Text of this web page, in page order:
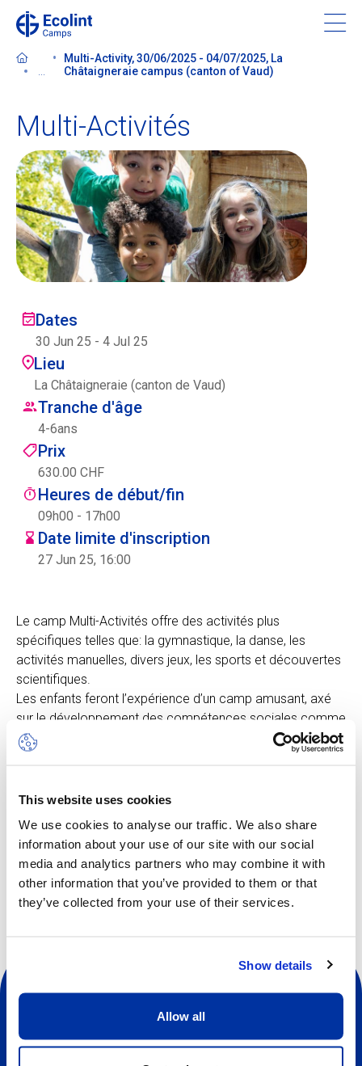
This website uses cookies
We use cookies to analyse our traffic. We also share
information about your use of our site with our social
media and analytics partners who may combine it with
other information that you’ve provided to them or that
they’ve collected from your use of their services.
Show details
Allow all
content
À propos de nos camps
Contactez-nous
Trouver un camp
Ecolint Camps
Centre des arts
Institute
Contact
Panier
ENFR
Multi-Activity, 30/06/2025 - 04/07/2025, La
Châtaigneraie campus (canton of Vaud)
Multi-Activités
Dates
30 Jun 25 - 4 Jul 25
Lieu
La Châtaigneraie (canton de Vaud)
Tranche d'âge
4-6ans
Prix
630.00 CHF
Heures de début/fin
09h00 - 17h00
Date limite d'inscription
27 Jun 25, 16:00
Le camp Multi-Activités offre des activités plus
spécifiques telles que: la gymnastique, la danse, les
activités manuelles, divers jeux, les sports et découvertes
scientifiques.
Les enfants feront l’expérience d’un camp amusant, axé
sur le développement des compétences sociales comme
la communication, la coopération, la conscience de soi, la
confiance en soi, l’empathie et le respect.
Autres dates disponibles